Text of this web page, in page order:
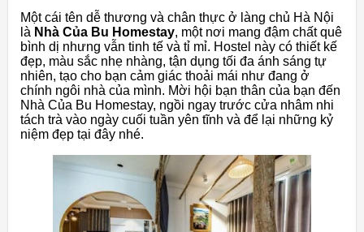
Một cái tên dễ thương và chân thực ở làng chủ Hà Nội
là Nhà Của Bu Homestay, một nơi mang đậm chất quê
bình dị nhưng vẫn tinh tế và tỉ mỉ. Hostel này có thiết kế
đẹp, màu sắc nhẹ nhàng, tận dụng tối đa ánh sáng tự
nhiên, tạo cho bạn cảm giác thoải mái như đang ở
chính ngôi nhà của mình. Mời hội bạn thân của bạn đến
Nhà Của Bu Homestay, ngồi ngay trước cửa nhâm nhi
tách trà vào ngày cuối tuần yên tĩnh và để lại những kỷ
niệm đẹp tại đây nhé.